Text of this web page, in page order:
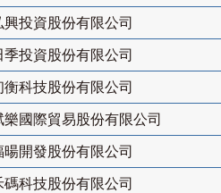
興投資股份有限公司
季投資股份有限公司
衡科技股份有限公司
樂國際貿易股份有限公司
暘開發股份有限公司
碼科技股份有限公司